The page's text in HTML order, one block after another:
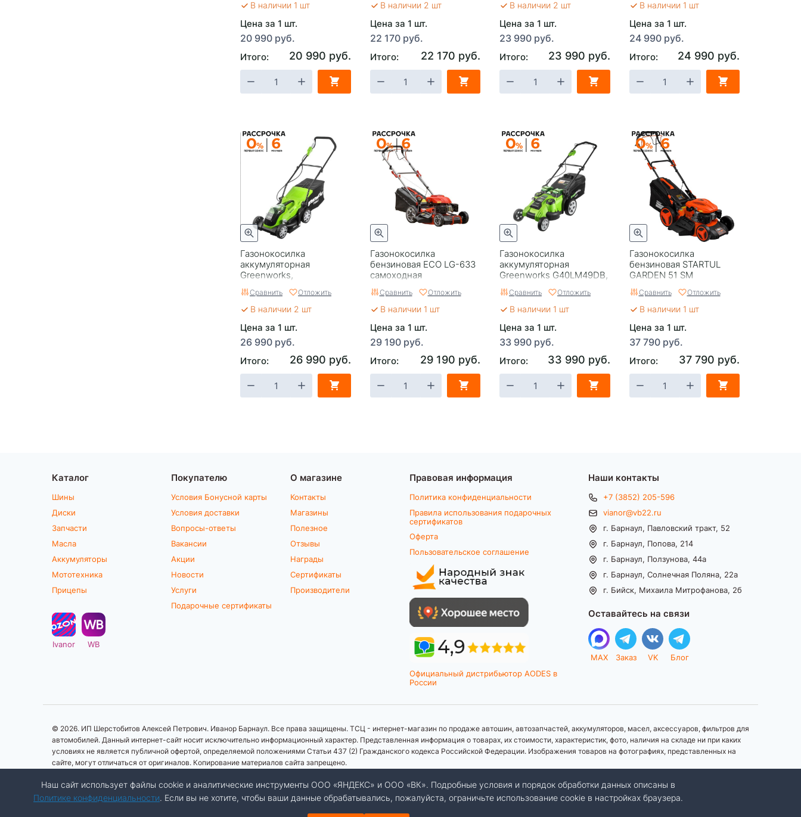
АКБ и ЗУ
В наличии 1 шт
Цена за 1 шт.
20 990 руб.
Итого: 20 990 руб.
В наличии 2 шт
Цена за 1 шт.
22 170 руб.
Итого: 22 170 руб.
АКБ и ЗУ
В наличии 2 шт
Цена за 1 шт.
23 990 руб.
Итого: 23 990 руб.
В наличии 1 шт
Цена за 1 шт.
24 990 руб.
Итого: 24 990 руб.
Газонокосилка
аккумуляторная
Greenworks,
АКБ 4 А*ч и ЗУ
Сравнить Отложить
В наличии 2 шт
Цена за 1 шт.
26 990 руб.
Итого: 26 990 руб.
Газонокосилка
бензиновая ECO LG-633
самоходная
Сравнить Отложить
В наличии 1 шт
Цена за 1 шт.
29 190 руб.
Итого: 29 190 руб.
Газонокосилка
аккумуляторная
Greenworks G40LM49DB,
без АКБ и ЗУ
Сравнить Отложить
В наличии 1 шт
Цена за 1 шт.
33 990 руб.
Итого: 33 990 руб.
Газонокосилка
бензиновая STARTUL
GARDEN 51 SM
Сравнить Отложить
В наличии 1 шт
Цена за 1 шт.
37 790 руб.
Итого: 37 790 руб.
Каталог
Шины
Диски
Запчасти
Масла
Аккумуляторы
Мототехника
Прицепы
Ivanor WB
Покупателю
Условия Бонусной карты
Условия доставки
Вопросы-ответы
Вакансии
Акции
Новости
Услуги
Подарочные сертификаты
О магазине
Контакты
Магазины
Полезное
Отзывы
Награды
Сертификаты
Производители
Правовая информация
Политика конфиденциальности
Правила использования подарочных
сертификатов
Оферта
Пользовательское соглашение
Официальный дистрибьютор AODES в
России
Наши контакты
+7 (3852) 205-596
vianor@vb22.ru
г. Барнаул, Павловский тракт, 52
г. Барнаул, Попова, 214
г. Барнаул, Ползунова, 44а
г. Барнаул, Солнечная Поляна, 22а
г. Бийск, Михаила Митрофанова, 2б
Оставайтесь на связи
MAX Заказ VK Блог
© 2026. ИП Шерстобитов Алексей Петрович. Иванор Барнаул. Все права защищены. ТСЦ - интернет-магазин по продаже автошин, автозапчастей, аккумуляторов, масел, аксессуаров, фильтров для
автомобилей. Данный интернет-сайт носит исключительно информационный характер. Представленная информация о товарах, их стоимости, характеристик, фото, наличия на складе ни при каких
условиях не является публичной офертой, определяемой положениями Статьи 437 (2) Гражданского кодекса Российской Федерации. Изображения товаров на фотографиях, представленных на
сайте, могут отличаться от оригиналов. Копирование материалов сайта запрещено.
Разработка сайта:Авалон
Наш сайт использует файлы cookie и аналитические инструменты ООО «ЯНДЕКС» и ООО «ВК». Подробные условия и порядок обработки данных описаны в
Политике конфиденциальности. Если вы не хотите, чтобы ваши данные обрабатывались, пожалуйста, ограничьте использование cookie в настройках браузера.